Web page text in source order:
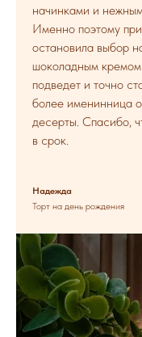
начинками и
Именно поэтому
остановила выбор
шоколадным
подведет и точно
более именинница
десерты. Спасибо,
в срок.
Надежда
Торт на день рождения